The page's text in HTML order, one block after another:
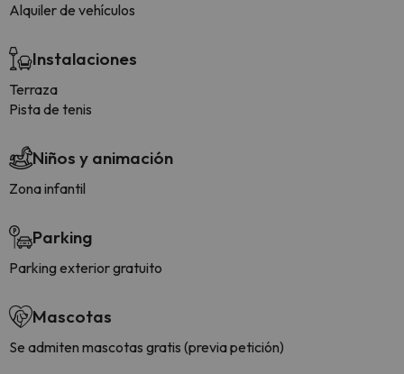
Alquiler de vehículos
Instalaciones
Terraza
Pista de tenis
Niños y animación
Zona infantil
Parking
Parking exterior gratuito
Mascotas
Se admiten mascotas gratis (previa petición)